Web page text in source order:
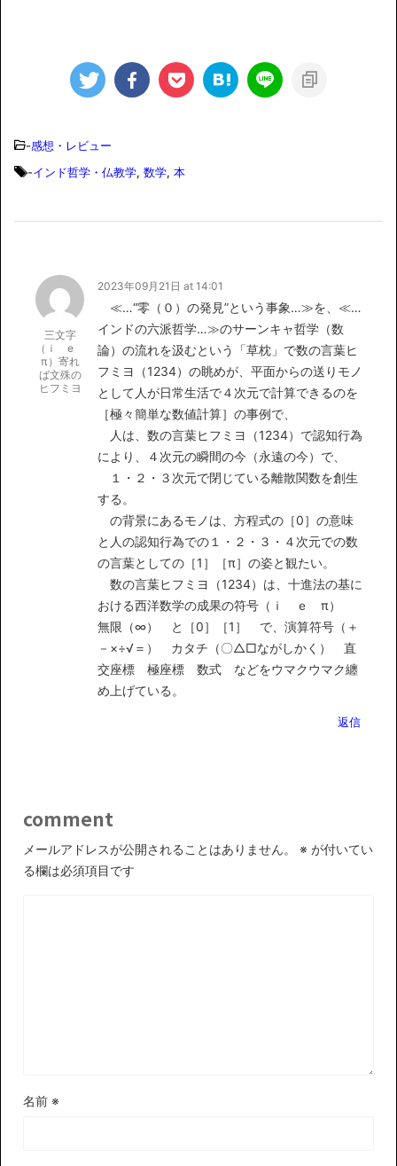
-感想・レビュー
-インド哲学・仏教学, 数学, 本
三文字
（ｉ e
π）寄れ
ば文殊の
ヒフミヨ
2023年09月21日 at 14:01
≪…“零（０）の発見”という事象…≫を、≪…
インドの六派哲学…≫のサーンキャ哲学（数
論）の流れを汲むという「草枕」で数の言葉ヒ
フミヨ（1234）の眺めが、平面からの送りモノ
として人が日常生活で４次元で計算できるのを
［極々簡単な数値計算］の事例で、
人は、数の言葉ヒフミヨ（1234）で認知行為
により、４次元の瞬間の今（永遠の今）で、
１・２・３次元で閉じている離散関数を創生
する。
の背景にあるモノは、方程式の［0］の意味
と人の認知行為での１・２・３・４次元での数
の言葉としての［1］［π］の姿と観たい。
数の言葉ヒフミヨ（1234）は、十進法の基に
おける西洋数学の成果の符号（ｉ ｅ π）
無限（∞） と［0］［1］ で、演算符号（＋
－×÷√＝） カタチ（〇△□ながしかく） 直
交座標 極座標 数式 などをウマクウマク纏
め上げている。
返信
comment
メールアドレスが公開されることはありません。 ※ が付いてい
る欄は必須項目です
名前 ※